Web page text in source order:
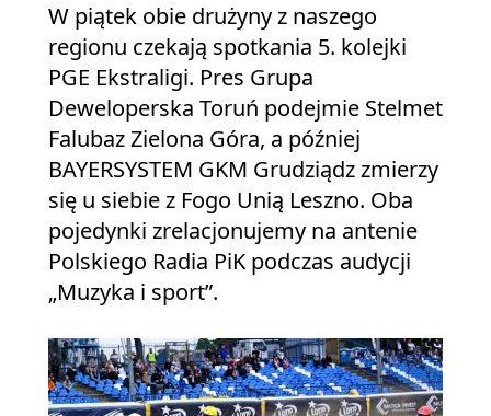
W piątek obie drużyny z naszego
regionu czekają spotkania 5. kolejki
PGE Ekstraligi. Pres Grupa
Deweloperska Toruń podejmie Stelmet
Falubaz Zielona Góra, a później
BAYERSYSTEM GKM Grudziądz zmierzy
się u siebie z Fogo Unią Leszno. Oba
pojedynki zrelacjonujemy na antenie
Polskiego Radia PiK podczas audycji
„Muzyka i sport”.